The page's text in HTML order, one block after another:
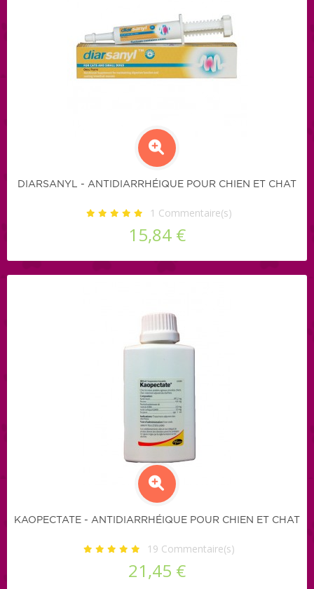
DIARSANYL - ANTIDIARRHÉIQUE POUR CHIEN ET CHAT
1 Commentaire(s)
15,84 €
KAOPECTATE - ANTIDIARRHÉIQUE POUR CHIEN ET CHAT
19 Commentaire(s)
21,45 €